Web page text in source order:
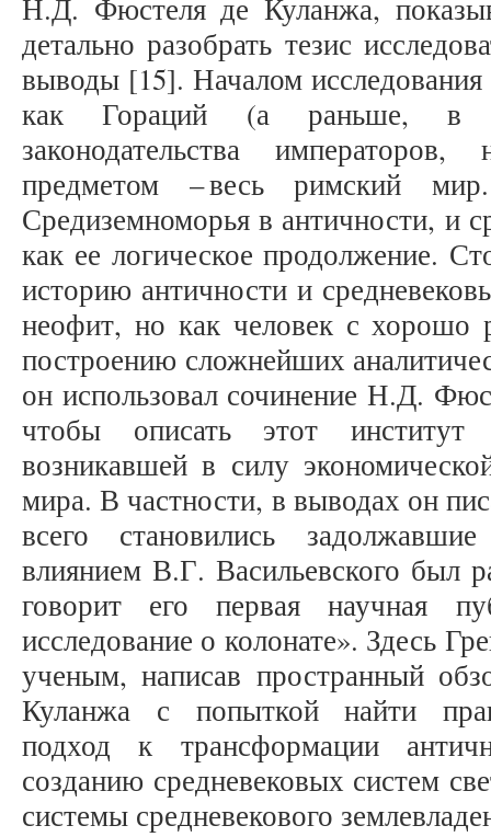
Н.Д. Фюстеля де Куланжа,
детально разобрать тезис
выводы [15]. Началом
как Гораций (а раньше, в
законодательства
предметом – весь римский
Средиземноморья в античности, и
как ее логическое продолжение.
историю античности и
неофит, но как человек с хорошо
построению сложнейших
он использовал сочинение Н.Д.
чтобы описать этот
возникавшей в силу
мира. В частности, в выводах он
всего становились
влиянием В.Г. Васильевского был
говорит его первая научная
исследование о колонате». Здесь
ученым, написав пространный
Куланжа с попыткой найти
подход к трансформации
созданию средневековых систем
системы средневекового